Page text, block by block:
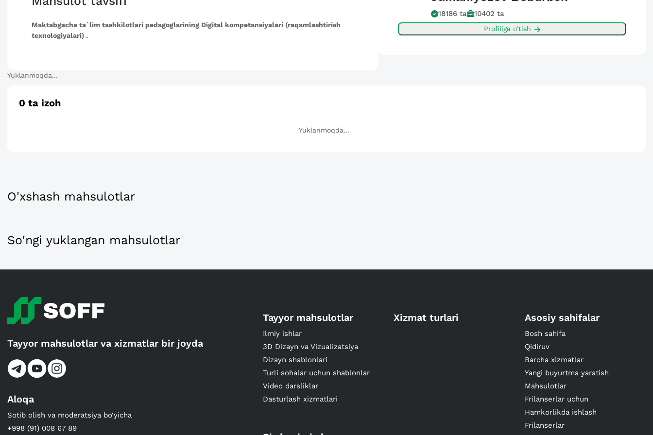
Maktabgacha ta`lim tashkilotlari pedagoglarining Digital kompetansiyalari (raqamlashtirish
texnologiyalari) .
18186 ta 10402 ta
Profiliga o'tish
Yuklanmoqda...
0 ta izoh
Yuklanmoqda...
O'xshash mahsulotlar
So'ngi yuklangan mahsulotlar
Tayyor mahsulotlar va xizmatlar bir joyda
Aloqa
Sotib olish va moderatsiya bo‘yicha
+998 (91) 008 67 89
Tayyor mahsulotlar
Ilmiy ishlar
3D Dizayn va Vizualizatsiya
Dizayn shablonlari
Turli sohalar uchun shablonlar
Video darsliklar
Dasturlash xizmatlari
Xizmat turlari Asosiy sahifalar
Bosh sahifa
Qidiruv
Barcha xizmatlar
Yangi buyurtma yaratish
Mahsulotlar
Frilanserlar uchun
Hamkorlikda ishlash
Frilanserlar